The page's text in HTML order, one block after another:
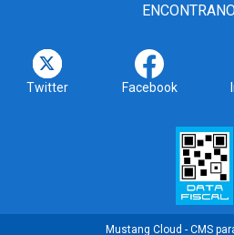
Twitter Facebook
Mustang Cloud - CMS